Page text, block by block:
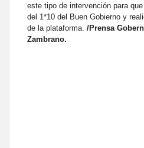
este tipo de intervención para
del 1*10 del Buen Gobierno y
de la plataforma. /Prensa
Zambrano.